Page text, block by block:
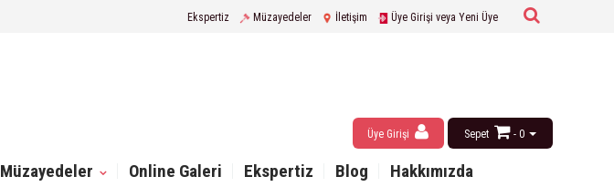
Ekspertiz Müzayedeler İletişim Üye Girişi veya Yeni Üye
Sepet - 0
Üye Girişi
Müzayedeler Online Galeri Ekspertiz Blog Hakkımızda